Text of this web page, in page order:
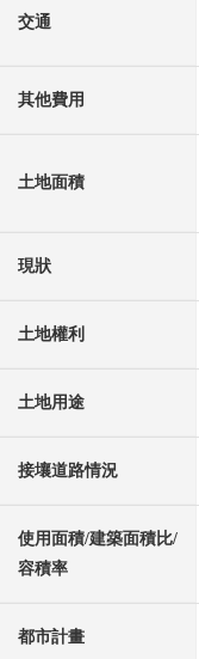
交通
其他費用
土地面積
現狀
土地權利
土地用途
接壤道路情況
使用面積/建築面積比/
容積率
都市計畫